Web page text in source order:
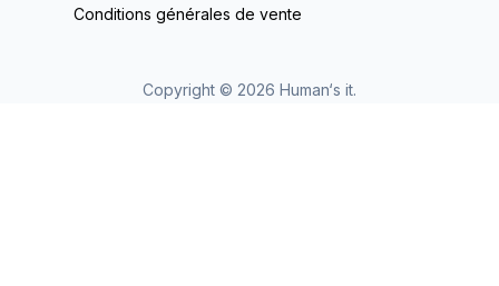
Conditions générales de vente
Copyright © 2026 Human‘s it.